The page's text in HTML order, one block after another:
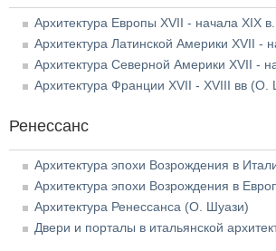
Архитектура Европы XVII - начала XIX
Архитектура Латинской Америки XVII -
Архитектура Северной Америки XVII -
Архитектура Франции XVII - XVIII вв (О.
Ренессанс
Архитектура эпохи Возрождения в
Архитектура эпохи Возрождения в
Архитектура Ренессанса (О. Шуази)
Двери и порталы в итальянской